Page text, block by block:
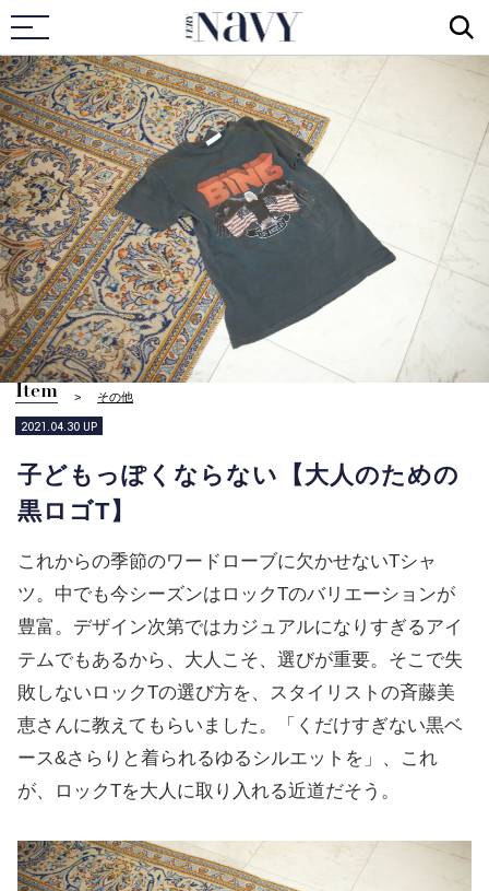
VERY NAVY
Item その他
2021.04.30 UP
子どもっぽくならない【大人のための
黒ロゴT】
これからの季節のワードローブに欠かせないTシャ
ツ。中でも今シーズンはロックTのバリエーションが
豊富。デザイン次第ではカジュアルになりすぎるアイ
テムでもあるから、大人こそ、選びが重要。そこで失
敗しないロックTの選び方を、スタイリストの斉藤美
恵さんに教えてもらいました。「くだけすぎない黒ベ
ース&さらりと着られるゆるシルエットを」、これ
が、ロックTを大人に取り入れる近道だそう。